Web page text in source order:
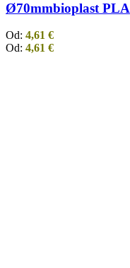
Ø70mmbioplast PLA
Od: 4,61 €
Od: 4,61 €